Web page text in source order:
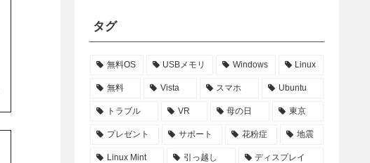
タグ
無料OS USBメモリ Windows Linux
無料 Vista スマホ Ubuntu
トラブル VR 母の日 東京
プレゼント サポート 花粉症 地震
Linux Mint 引っ越し ディスプレイ